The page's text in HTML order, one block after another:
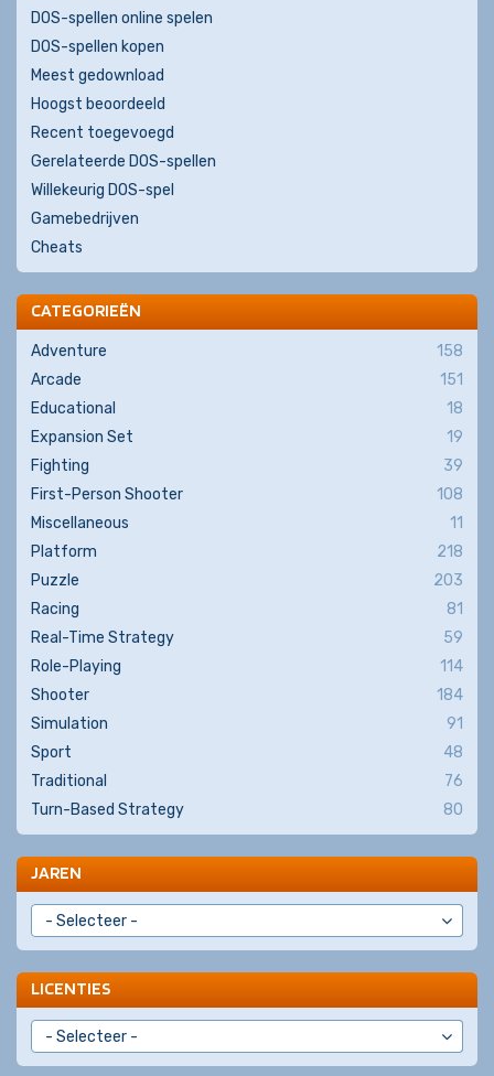
DOS-spellen online spelen
DOS-spellen kopen
Meest gedownload
Hoogst beoordeeld
Recent toegevoegd
Gerelateerde DOS-spellen
Willekeurig DOS-spel
Gamebedrijven
Cheats
CATEGORIEËN
Adventure
158
Arcade
151
Educational
18
Expansion Set
19
Fighting
39
First-Person Shooter
108
Miscellaneous
11
Platform
218
Puzzle
203
Racing
81
Real-Time Strategy
59
Role-Playing
114
Shooter
184
Simulation
91
Sport
48
Traditional
76
Turn-Based Strategy
80
JAREN
LICENTIES